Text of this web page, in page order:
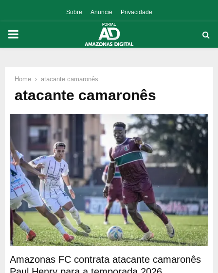
Sobre Anuncie Privacidade
PRIMARY
Home atacante camaronês
atacante camaronês
Amazonas FC contrata atacante camaronês